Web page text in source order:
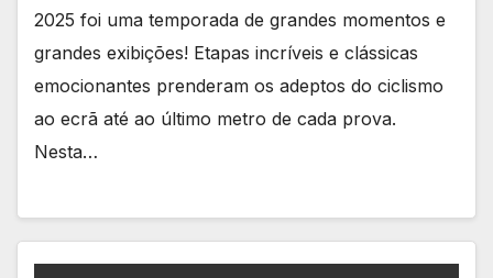
2025 foi uma temporada de grandes momentos e
grandes exibições! Etapas incríveis e clássicas
emocionantes prenderam os adeptos do ciclismo
ao ecrã até ao último metro de cada prova.
Nesta…